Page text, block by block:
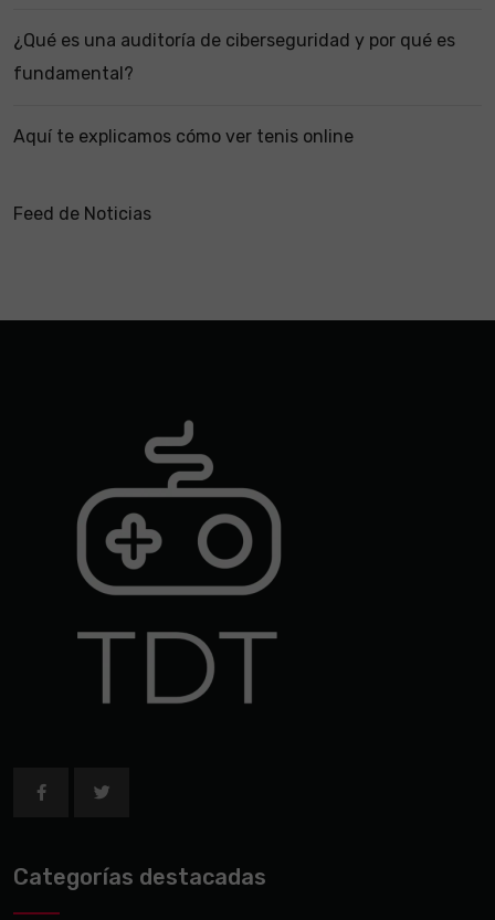
¿Qué es una auditoría de ciberseguridad y por qué es
fundamental?
Aquí te explicamos cómo ver tenis online
Feed de Noticias
Categorías destacadas